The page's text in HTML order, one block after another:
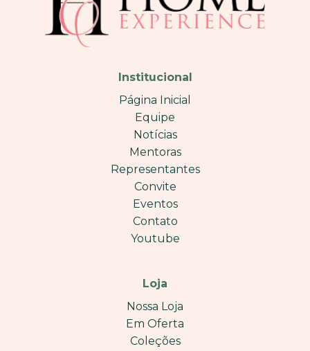
Institucional
Página Inicial
Equipe
Notícias
Mentoras
Representantes
Convite
Eventos
Contato
Youtube
Loja
Nossa Loja
Em Oferta
Coleções